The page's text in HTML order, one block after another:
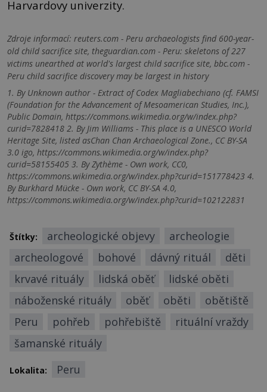
Harvardovy univerzity.
Zdroje informací: reuters.com - Peru archaeologists find 600-year-
old child sacrifice site, theguardian.com - Peru: skeletons of 227
victims unearthed at world's largest child sacrifice site, bbc.com -
Peru child sacrifice discovery may be largest in history
1. By Unknown author - Extract of Codex Magliabechiano (cf. FAMSI
(Foundation for the Advancement of Mesoamerican Studies, Inc.),
Public Domain, https://commons.wikimedia.org/w/index.php?
curid=7828418 2. By Jim Williams - This place is a UNESCO World
Heritage Site, listed asChan Chan Archaeological Zone., CC BY-SA
3.0 igo, https://commons.wikimedia.org/w/index.php?
curid=58155405 3. By Zythème - Own work, CC0,
https://commons.wikimedia.org/w/index.php?curid=151778423 4.
By Burkhard Mücke - Own work, CC BY-SA 4.0,
https://commons.wikimedia.org/w/index.php?curid=102122831
Štítky: archeologické objevy
archeologie
archeologové
bohové dávný rituál
děti
krvavé rituály
lidská oběť
lidské oběti
náboženské rituály
oběť oběti
obětiště
Peru
pohřeb pohřebiště
rituální vraždy
šamanské rituály
Lokalita: Peru